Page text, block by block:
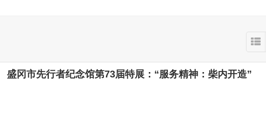
盛冈市先行者纪念馆第73届特展：“服务精神：柴内开造”